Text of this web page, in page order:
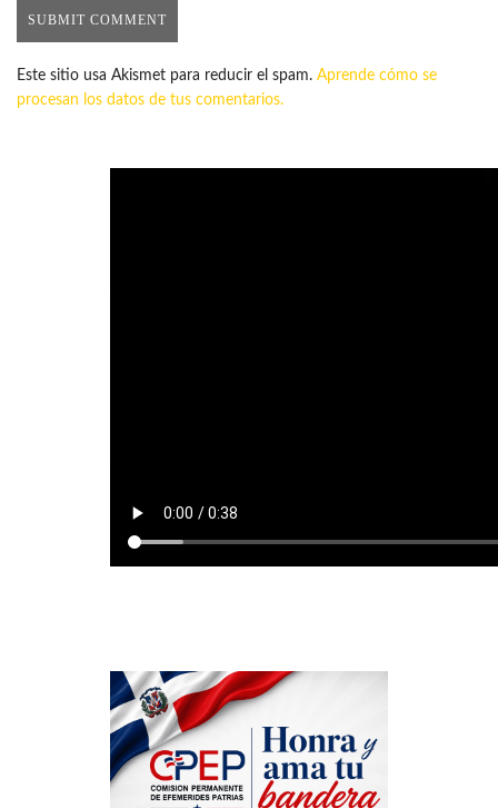
Este sitio usa Akismet para reducir el spam. Aprende cómo se
procesan los datos de tus comentarios.